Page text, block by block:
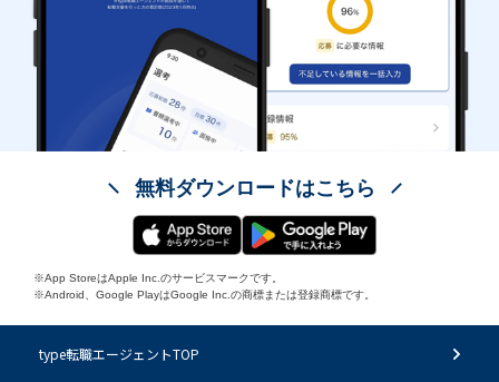
無料ダウンロードはこちら
※App StoreはApple Inc.のサービスマークです。
※Android、Google PlayはGoogle Inc.の商標または登録商標です。
type転職エージェントTOP